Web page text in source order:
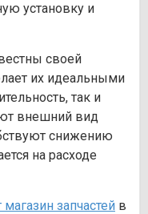
установку и
своей
их идеальными
так и
внешний вид
снижению
на расходе
запчастей в